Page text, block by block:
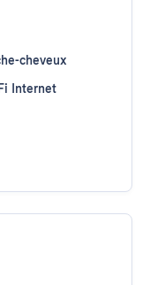
cheveux
Internet